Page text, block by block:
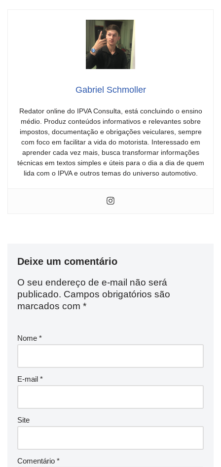
Gabriel Schmoller
Redator online do IPVA Consulta, está concluindo o ensino
médio. Produz conteúdos informativos e relevantes sobre
impostos, documentação e obrigações veiculares, sempre
com foco em facilitar a vida do motorista. Interessado em
aprender cada vez mais, busca transformar informações
técnicas em textos simples e úteis para o dia a dia de quem
lida com o IPVA e outros temas do universo automotivo.
Deixe um comentário
O seu endereço de e-mail não será
publicado. Campos obrigatórios são
marcados com *
Nome *
E-mail *
Site
Comentário *